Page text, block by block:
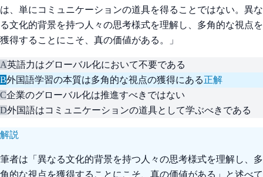
は、単にコミュニケーションの道具を得ることではない。異な
る文化的背景を持つ人々の思考様式を理解し、多角的な視点を
獲得することにこそ、真の価値がある。」
A英語力はグローバル化において不要である
B外国語学習の本質は多角的な視点の獲得にある正解
C企業のグローバル化は推進すべきではない
D外国語はコミュニケーションの道具として学ぶべきである
解説
筆者は「異なる文化的背景を持つ人々の思考様式を理解し、多
角的な視点を獲得することにこそ、真の価値がある」と述べて